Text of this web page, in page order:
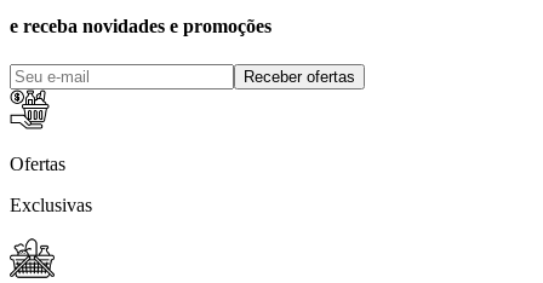
e receba novidades e promoções
Receber ofertas
Ofertas
Exclusivas